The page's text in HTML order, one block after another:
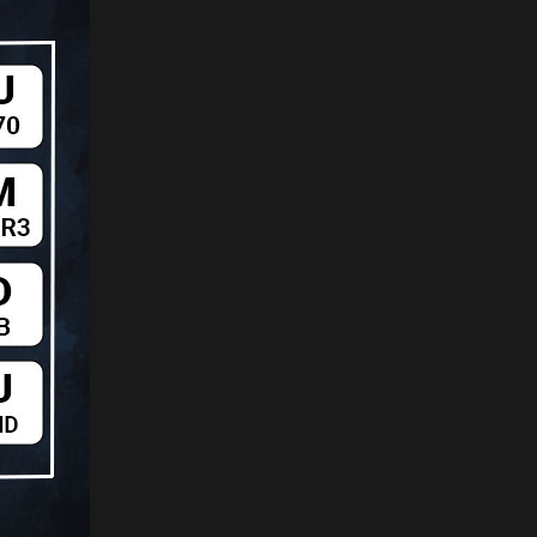
پورت‌ها
طبقه‌بندی
وضعیت